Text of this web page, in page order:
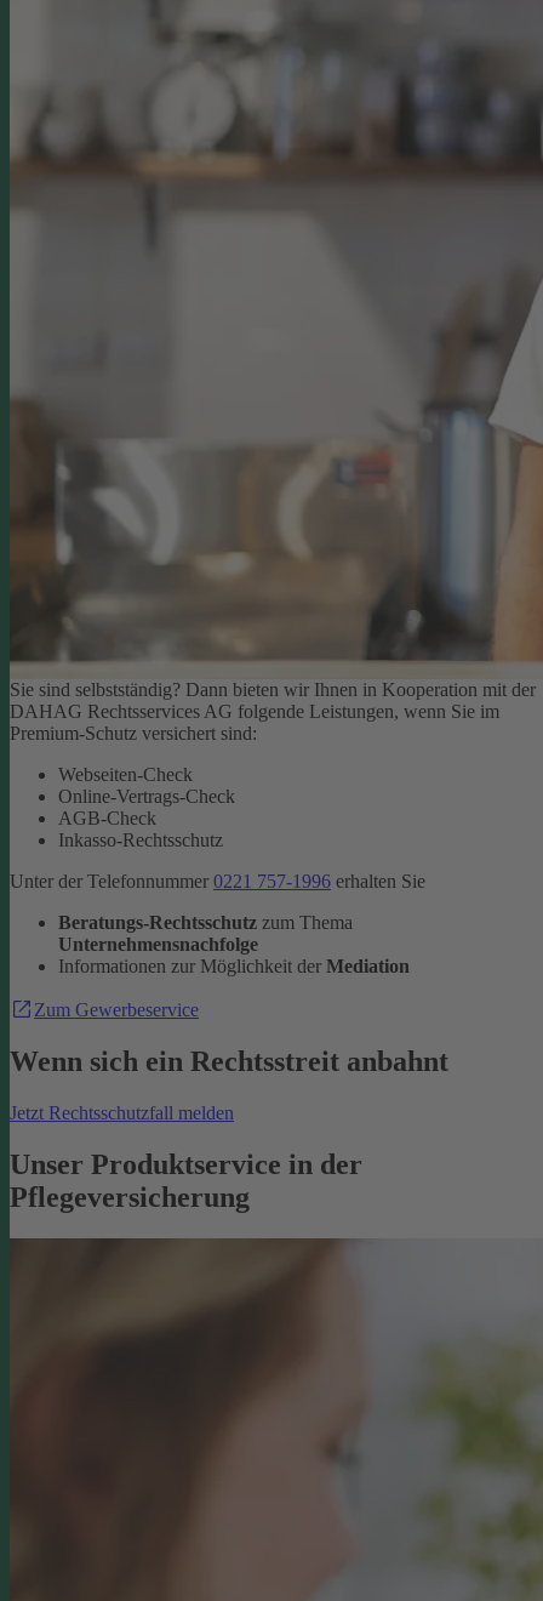
Sie sind selbstständig? Dann bieten wir Ihnen in Kooperation mit der
DAHAG Rechtsservices AG folgende Leistungen, wenn Sie im
Premium-Schutz versichert sind:
Webseiten-Check
Online-Vertrags-Check
AGB-Check
Inkasso-Rechtsschutz
Unter der Telefonnummer 0221 757-1996 erhalten Sie
Beratungs-Rechtsschutz zum Thema
Unternehmensnachfolge
Informationen zur Möglichkeit der Mediation
Zum Gewerbeservice
Wenn sich ein Rechtsstreit anbahnt
Jetzt Rechtsschutzfall melden
Unser Produktservice in der
Pflegeversicherung